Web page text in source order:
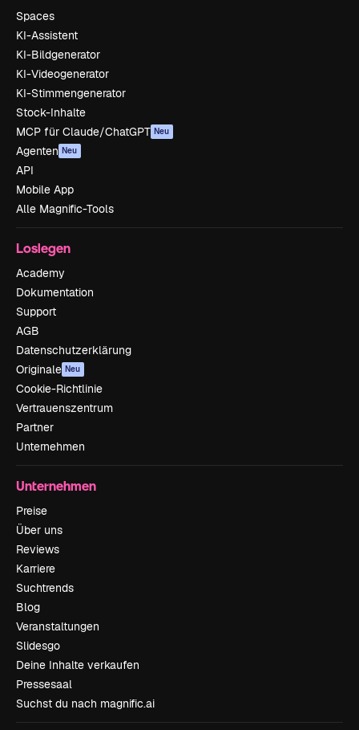
Spaces
KI-Assistent
KI-Bildgenerator
KI-Videogenerator
KI-Stimmengenerator
Stock-Inhalte
MCP für Claude/ChatGPT Neu
Agenten Neu
API
Mobile App
Alle Magnific-Tools
Loslegen
Academy
Dokumentation
Support
AGB
Datenschutzerklärung
Originale Neu
Cookie-Richtlinie
Vertrauenszentrum
Partner
Unternehmen
Unternehmen
Preise
Über uns
Reviews
Karriere
Suchtrends
Blog
Veranstaltungen
Slidesgo
Deine Inhalte verkaufen
Pressesaal
Suchst du nach magnific.ai